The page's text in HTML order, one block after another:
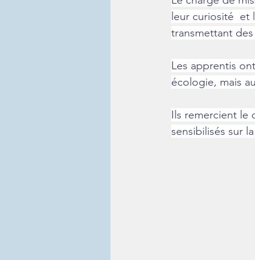
leur curiosité
transmettant
Les apprentis
écologie, mais
Ils remercient le
sensibilisés sur